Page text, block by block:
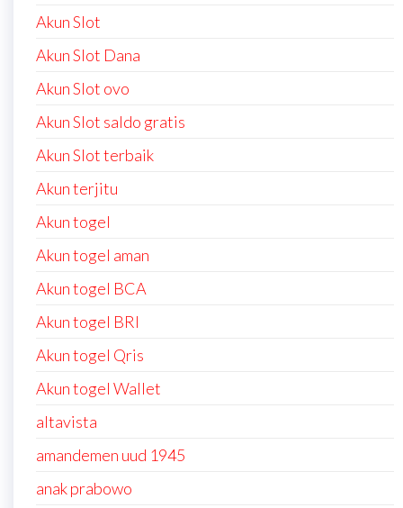
Akun Slot
Akun Slot Dana
Akun Slot ovo
Akun Slot saldo gratis
Akun Slot terbaik
Akun terjitu
Akun togel
Akun togel aman
Akun togel BCA
Akun togel BRI
Akun togel Qris
Akun togel Wallet
altavista
amandemen uud 1945
anak prabowo